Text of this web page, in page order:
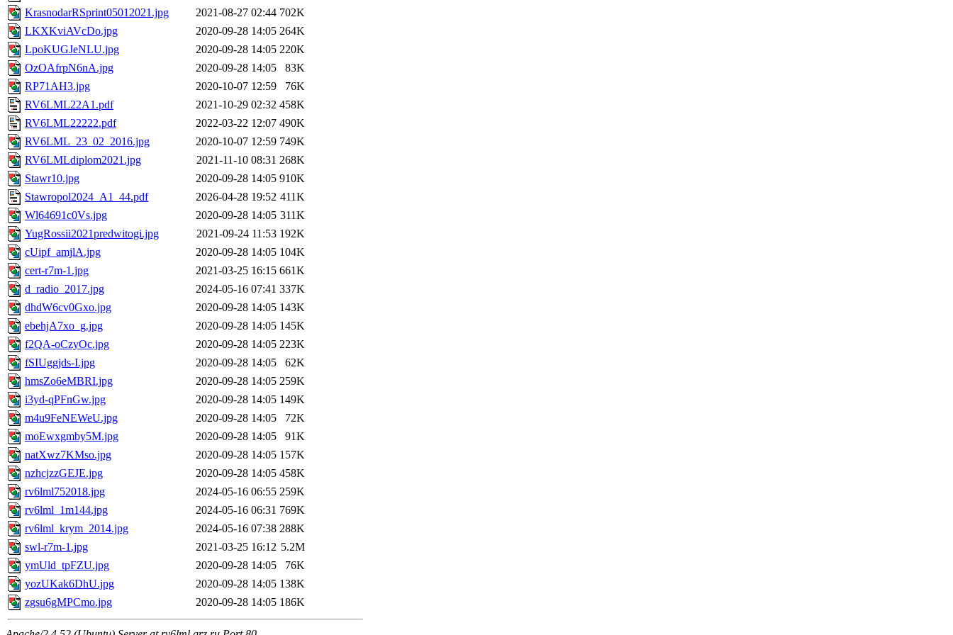
KrasnodarRSprint05012021.jpg
2021-08-27 02:44 702K
LKXKviAVcDo.jpg
2020-09-28 14:05 264K
LpoKUGJeNLU.jpg
2020-09-28 14:05 220K
OzOAfrpN6nA.jpg
2020-09-28 14:05
83K
RP71AH3.jpg
2020-10-07 12:59
76K
RV6LML22A1.pdf
2021-10-29 02:32 458K
RV6LML22222.pdf
2022-03-22 12:07 490K
RV6LML_23_02_2016.jpg
2020-10-07 12:59 749K
RV6LMLdiplom2021.jpg
2021-11-10 08:31 268K
Stawr10.jpg
2020-09-28 14:05 910K
Stawropol2024_A1_44.pdf
2026-04-28 19:52 411K
Wl64691c0Vs.jpg
2020-09-28 14:05 311K
YugRossii2021predwitogi.jpg
2021-09-24 11:53 192K
cUipf_amjlA.jpg
2020-09-28 14:05 104K
cert-r7m-1.jpg
2021-03-25 16:15 661K
d_radio_2017.jpg
2024-05-16 07:41 337K
dhdW6cv0Gxo.jpg
2020-09-28 14:05 143K
ebehjA7xo_g.jpg
2020-09-28 14:05 145K
f2QA-oCzyOc.jpg
2020-09-28 14:05 223K
fSIUggjds-I.jpg
2020-09-28 14:05
62K
hmsZo6eMBRI.jpg
2020-09-28 14:05 259K
i3yd-qPFnGw.jpg
2020-09-28 14:05 149K
m4u9FeNEWeU.jpg
2020-09-28 14:05
72K
moEwxgmby5M.jpg
2020-09-28 14:05
91K
natXwz7KMso.jpg
2020-09-28 14:05 157K
nzhcjzzGEJE.jpg
2020-09-28 14:05 458K
rv6lml752018.jpg
2024-05-16 06:55 259K
rv6lml_1m144.jpg
2024-05-16 06:31 769K
rv6lml_krym_2014.jpg
2024-05-16 07:38 288K
swl-r7m-1.jpg
2021-03-25 16:12 5.2M
ymUld_tpFZU.jpg
2020-09-28 14:05
76K
yozUKak6DhU.jpg
2020-09-28 14:05 138K
zgsu6gMPCmo.jpg
2020-09-28 14:05 186K